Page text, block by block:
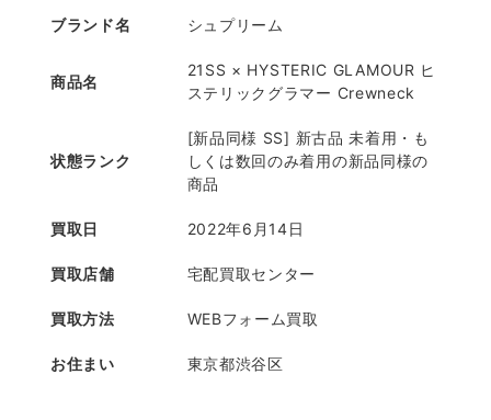
ブランド名 シュプリーム
商品名
21SS × HYSTERIC GLAMOUR ヒ
ステリックグラマー Crewneck
状態ランク
[新品同様 SS] 新古品 未着用・も
しくは数回のみ着用の新品同様の
商品
買取日 2022年6月14日
買取店舗 宅配買取センター
買取方法 WEBフォーム買取
お住まい 東京都渋谷区